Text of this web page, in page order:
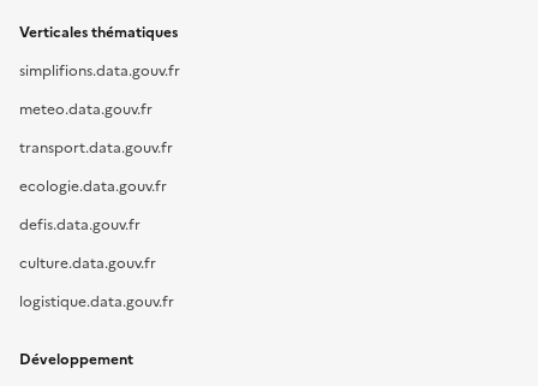
Verticales thématiques
simplifions.data.gouv.fr
meteo.data.gouv.fr
transport.data.gouv.fr
ecologie.data.gouv.fr
defis.data.gouv.fr
culture.data.gouv.fr
logistique.data.gouv.fr
Développement